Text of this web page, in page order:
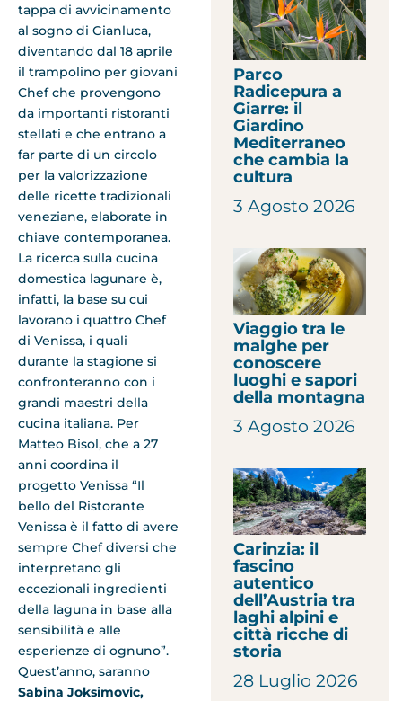
tappa di avvicinamento
al sogno di Gianluca,
diventando dal 18 aprile
il trampolino per giovani
Chef che provengono
da importanti ristoranti
stellati e che entrano a
far parte di un circolo
per la valorizzazione
delle ricette tradizionali
veneziane, elaborate in
chiave contemporanea.
La ricerca sulla cucina
domestica lagunare è,
infatti, la base su cui
lavorano i quattro Chef
di Venissa, i quali
durante la stagione si
confronteranno con i
grandi maestri della
cucina italiana. Per
Matteo Bisol, che a 27
anni coordina il
progetto Venissa “Il
bello del Ristorante
Venissa è il fatto di avere
sempre Chef diversi che
interpretano gli
eccezionali ingredienti
della laguna in base alla
sensibilità e alle
esperienze di ognuno”.
Quest’anno, saranno
Sabina Joksimovic,
Parco
Radicepura a
Giarre: il
Giardino
Mediterraneo
che cambia la
cultura
3 Agosto 2026
Viaggio tra le
malghe per
conoscere
luoghi e sapori
della montagna
3 Agosto 2026
Carinzia: il
fascino
autentico
dell’Austria tra
laghi alpini e
città ricche di
storia
28 Luglio 2026